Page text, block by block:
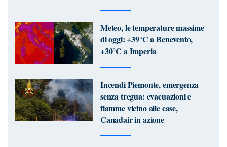
Meteo, le temperature massime
di oggi: +39°C a Benevento,
+30°C a Imperia
Incendi Piemonte, emergenza
senza tregua: evacuazioni e
fiamme vicino alle case,
Canadair in azione